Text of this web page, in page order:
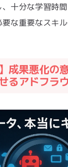
十分な学習時
な重要なスキ
成果悪化の
るアドフラ